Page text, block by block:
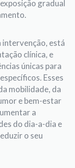
gradual
intervenção, está
clínica, e
únicas para
Esses
mobilidade, da
e bem-estar
a
do dia-a-dia e
o seu